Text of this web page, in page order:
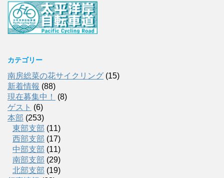
カテゴリー
南房総菜の花サイクリング (15)
新着情報 (88)
現在募集中！
(8)
ゲスト (6)
本部 (253)
東部支部 (11)
西部支部 (17)
中部支部 (11)
南部支部 (29)
北部支部 (19)